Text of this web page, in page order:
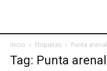
Inicio Etiquetas Punta arenal
Tag: Punta arenal